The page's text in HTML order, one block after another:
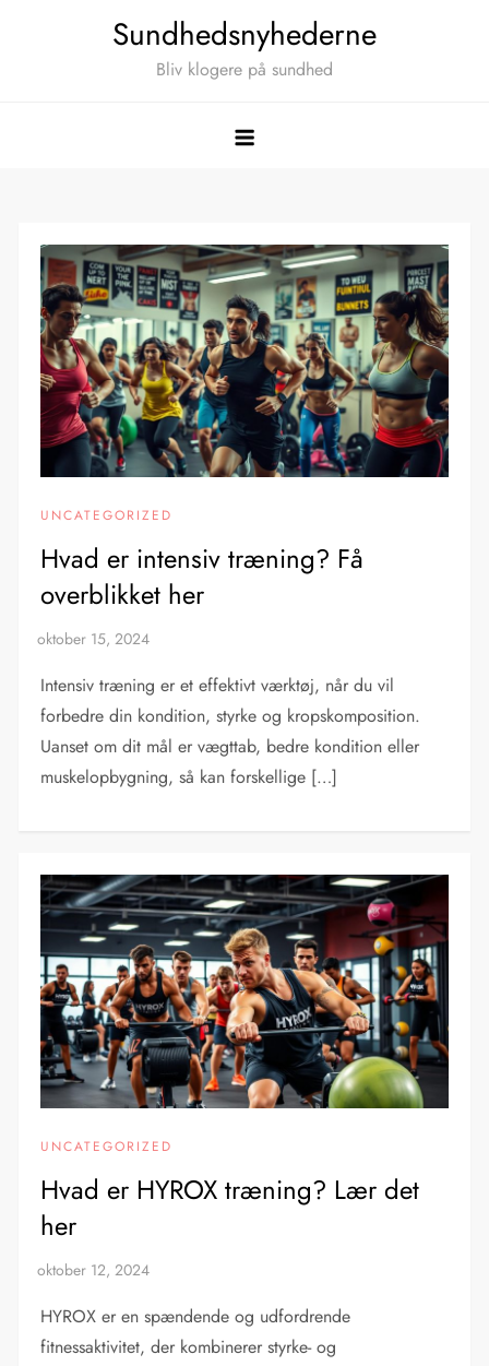
Sundhedsnyhederne
Bliv klogere på sundhed
UNCATEGORIZED
Hvad er intensiv træning? Få
overblikket her
Intensiv træning er et effektivt værktøj, når du vil
forbedre din kondition, styrke og kropskomposition.
Uanset om dit mål er vægttab, bedre kondition eller
muskelopbygning, så kan forskellige […]
UNCATEGORIZED
Hvad er HYROX træning? Lær det
her
HYROX er en spændende og udfordrende
fitnessaktivitet, der kombinerer styrke- og